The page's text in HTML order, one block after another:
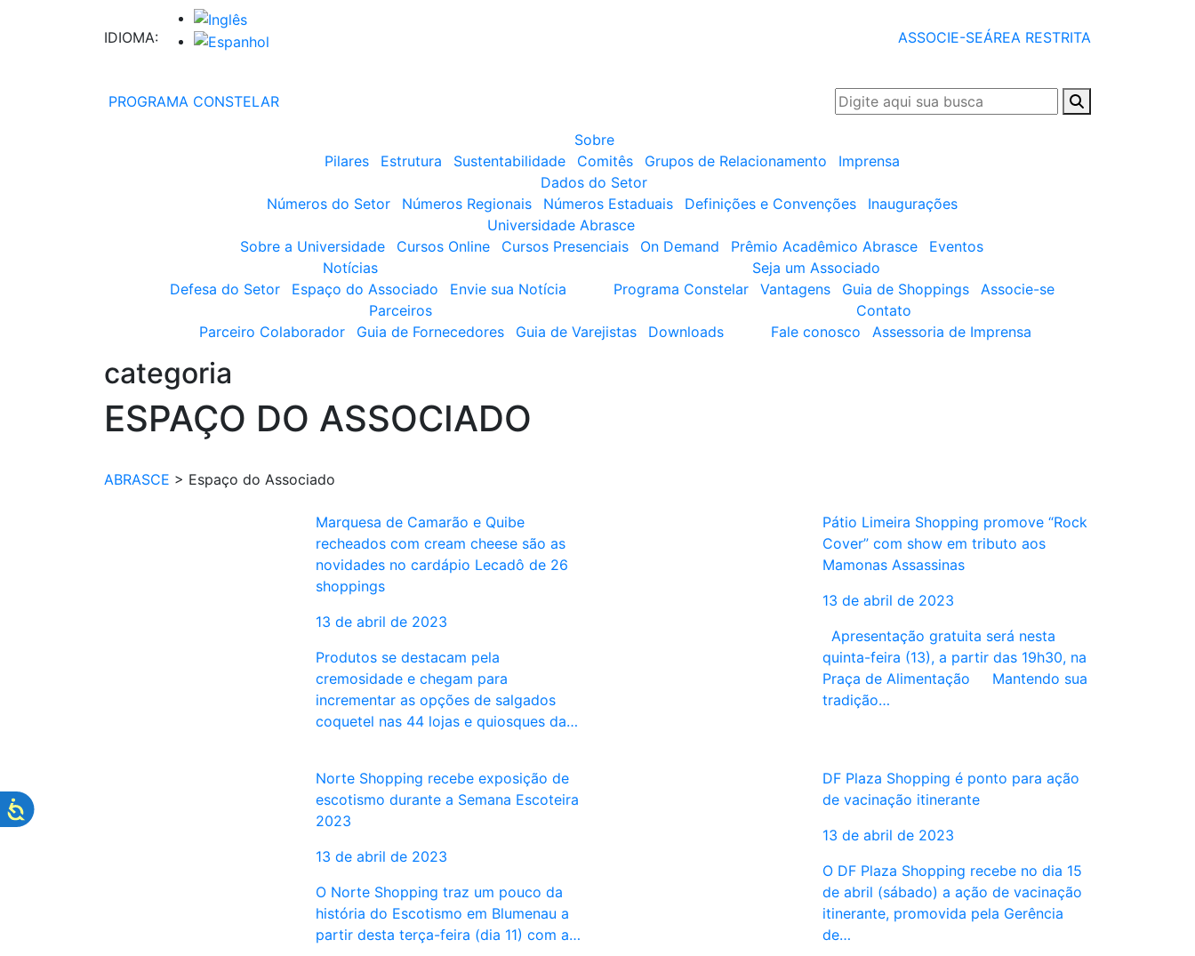
IDIOMA: ASSOCIE-SEÁREA RESTRITA
PROGRAMA CONSTELAR
Sobre
Pilares
Estrutura Sustentabilidade Comitês Grupos de Relacionamento
Imprensa
Dados do Setor
Números do Setor
Números Regionais Números Estaduais Definições e Convenções
Inaugurações
Universidade Abrasce
Sobre a Universidade
Cursos Online Cursos Presenciais On Demand Prêmio Acadêmico Abrasce
Eventos
Notícias
Defesa do Setor
Espaço do Associado Envie sua Notícia
Seja um Associado
Programa Constelar
Vantagens Guia de Shoppings
Associe-se
Parceiros
Parceiro Colaborador
Guia de Fornecedores Guia de Varejistas Downloads
Contato
Fale conosco
Assessoria de Imprensa
categoria
ESPAÇO DO ASSOCIADO
ABRASCE > Espaço do Associado
Marquesa de Camarão e Quibe
recheados com cream cheese são as
novidades no cardápio Lecadô de 26
shoppings
13 de abril de 2023
Produtos se destacam pela
cremosidade e chegam para
incrementar as opções de salgados
coquetel nas 44 lojas e quiosques da…
Pátio Limeira Shopping promove “Rock
Cover” com show em tributo aos
Mamonas Assassinas
13 de abril de 2023
Apresentação gratuita será nesta
quinta-feira (13), a partir das 19h30, na
Praça de Alimentação Mantendo sua
tradição…
Norte Shopping recebe exposição de
escotismo durante a Semana Escoteira
2023
13 de abril de 2023
O Norte Shopping traz um pouco da
história do Escotismo em Blumenau a
partir desta terça-feira (dia 11) com a…
DF Plaza Shopping é ponto para ação
de vacinação itinerante
13 de abril de 2023
O DF Plaza Shopping recebe no dia 15
de abril (sábado) a ação de vacinação
itinerante, promovida pela Gerência
de…